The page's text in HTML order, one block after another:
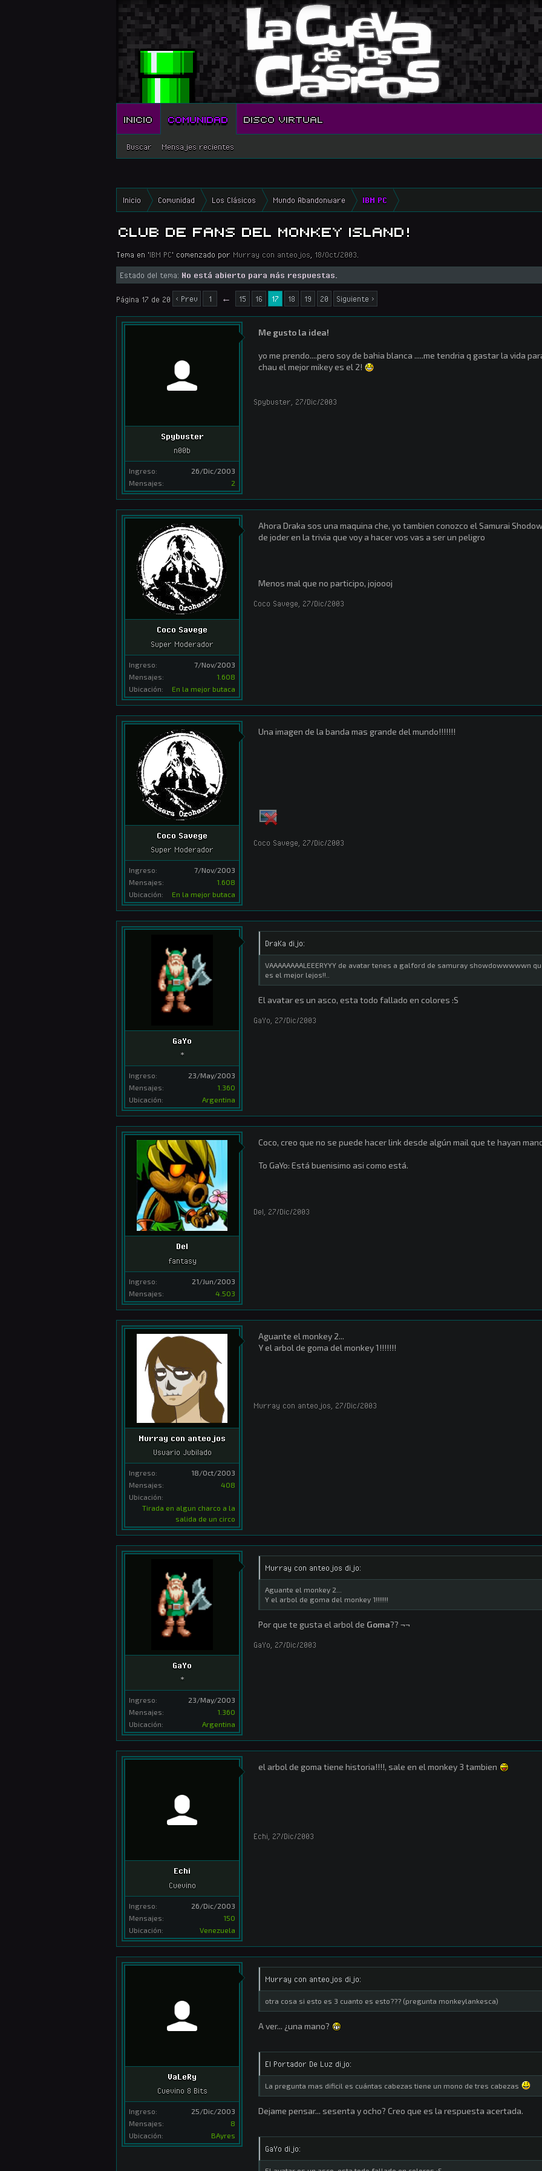
INICIO COMUNIDAD
Buscar Mensajes recientes
DISCO VIRTUAL
Inicio Comunidad Los Clásicos Mundo Abandonware IBM PC
CLUB DE FANS DEL MONKEY ISLAND!
Tema en 'IBM PC' comenzado por Murray con anteojos 18/Oct/2003
Estado del tema: No está abierto para más respuestas.
Página 17 de 20 < Prev 1 ← 15 16 17 18 19 20 Siguiente >
Spybuster
n00b
Ingreso:
26/Dic/2003
Mensajes:
2
Me gusto la idea!
yo me prendo....pero soy de bahia blanca .....me tendria q gastar la vida
chau el mejor mikey es el 2!
Spybuster 27/Dic/2003
Coco Savege
Super Moderador
Ingreso:
7/Nov/2003
Mensajes:
1.608
Ubicación:
En la mejor butaca
Ahora Draka sos una maquina che, yo tambien conozco el Samurai
de joder en la trivia que voy a hacer vos vas a ser un peligro
Menos mal que no participo, jojoooj
Coco Savege, 27/Dic/2003
Coco Savege
Super Moderador
Ingreso:
7/Nov/2003
Mensajes:
1.608
Ubicación:
En la mejor butaca
Una imagen de la banda mas grande del mundo!!!!!!!
Coco Savege 27/Dic/2003
GaYo
*
Ingreso:
23/May/2003
Mensajes:
1.360
Ubicación:
Argentina
DraKa dijo:
VAAAAAAAALEEERYYY de avatar tenes a galford de samuray showdowwwwwn
es el mejor lejos!!..
El avatar es un asco, esta todo fallado en colores :S
GaYo 27/Dic/2003
Del
fantasy
Ingreso:
21/Jun/2003
Mensajes:
4.503
Coco, creo que no se puede hacer link desde algún mail que te hayan
To GaYo: Está buenisimo asi como está.
Del, 27/Dic/2003
Murray con anteojos
Usuario Jubilado
Ingreso:
18/Oct/2003
Mensajes:
408
Ubicación:
Tirada en algun charco a la
salida de un circo
Aguante el monkey 2...
Y el arbol de goma del monkey 1!!!!!!!
Murray con anteojos 27/Dic/2003
GaYo
*
Ingreso:
23/May/2003
Mensajes:
1.360
Ubicación:
Argentina
Murray con anteojos dijo:
Aguante el monkey 2...
Y el arbol de goma del monkey 1!!!!!!!
Por que te gusta el arbol de Goma?? ¬¬
GaYo 27/Dic/2003
Echi
Cuevino
Ingreso:
26/Dic/2003
Mensajes:
150
Ubicación:
Venezuela
el arbol de goma tiene historia!!!!, sale en el monkey 3 tambien
Echi, 27/Dic/2003
VaLeRy
Cuevino 8 Bits
Ingreso:
25/Dic/2003
Mensajes:
8
Ubicación:
BAyres
Murray con anteojos dijo:
otra cosa si esto es 3 cuanto es esto??? (pregunta monkeylankesca)
A ver... ¿una mano?
El Portador De Luz dijo:
La pregunta mas dificil es cuántas cabezas tiene un mono de tres cabezas
Dejame pensar... sesenta y ocho? Creo que es la respuesta acertada.
GaYo dijo: